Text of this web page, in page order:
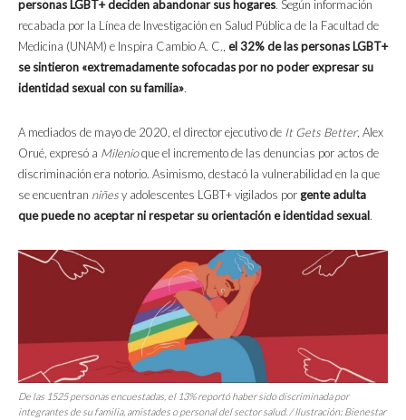
personas LGBT+ deciden abandonar sus hogares. Según información
recabada por la Línea de Investigación en Salud Pública de la Facultad de
Medicina (UNAM) e Inspira Cambio A. C., el 32% de las personas LGBT+
se sintieron «extremadamente sofocadas por no poder expresar su
identidad sexual con su familia».
A mediados de mayo de 2020, el director ejecutivo de It Gets Better, Alex
Orué, expresó a Milenioque el incremento de las denuncias por actos de
discriminación era notorio. Asimismo, destacó la vulnerabilidad en la que
se encuentran niñesy adolescentes LGBT+ vigilados porgente adulta
que puede no aceptar ni respetar su orientación e identidad sexual.
De las 1525 personas encuestadas, el 13% reportó haber sido discriminada por
integrantes de su familia, amistades o personal del sector salud. / Ilustración: Bienestar